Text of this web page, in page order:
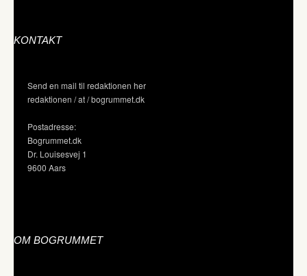
KONTAKT
Send en mail til redaktionen her
redaktionen / at / bogrummet.dk
Postadresse:
Bogrummet.dk
Dr. Louisesvej 1
9600 Aars
OM BOGRUMMET